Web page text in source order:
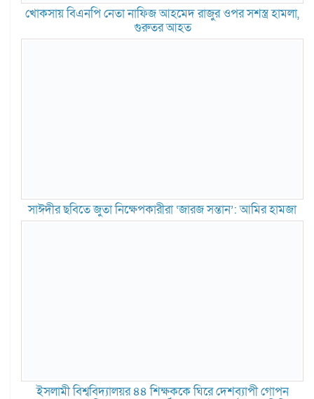
খোকসায় বিএনপি নেতা নাফিজ আহমেদ রাজুর ওপর সশস্ত্র হামলা,
গুরুতর আহত
সাঈদীর ছবিতে জুতা নিক্ষেপকারীরা ‘জারজ সন্তান’: আমির হামজা
ইসলামী বিশ্ববিদ্যালয়র ৪৪ শিক্ষককে ঘিরে দেশব্যাপী গোপন